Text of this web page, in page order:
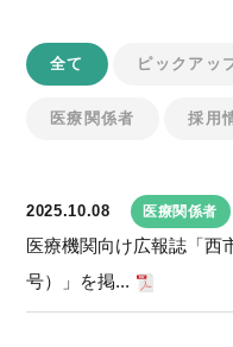
全て ピックアッ
医療関係者 採用
2025.10.08 医療関係者
医療機関向け広報誌「西
号）」を掲...